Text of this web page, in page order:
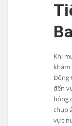
Khi
khám
Đổng
đến
bóng
chụp
vực